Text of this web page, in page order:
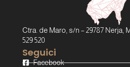
Ctra. de Maro, s/n – 29787 Nerja,
529 520
Seguici
Facebook